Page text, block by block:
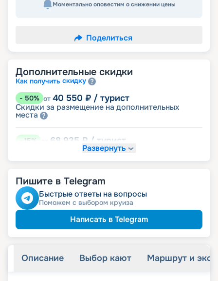
Моментально оповестим о снижении цены
Поделиться
Дополнительные скидки
Как получить скидку
- 50% от 40 550 ₽ / турист
Скидки за размещение на дополнительных
места
15% 68 935 ₽ / турист
72 990
Скидкаименинникам
Скидкамолодожёнам
Скидка на юбилей свадьбы, кратный 5-ти
годам
Развернуть
Пишите в Telegram
Быстрые ответы на вопросы
Поможем с выбором круиза
Написать в Telegram
Описание Выбор кают Маршрут и